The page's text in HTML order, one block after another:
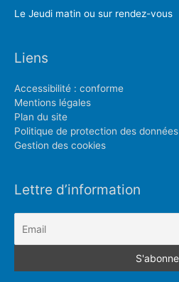
Le Jeudi matin ou sur rendez-vous
Liens
Accessibilité : conforme
Mentions légales
Plan du site
Politique de protection des données
Gestion des cookies
Lettre d’information